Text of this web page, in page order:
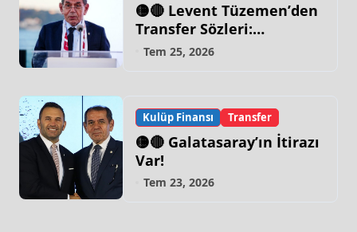
🟡🔴 Levent Tüzemen’den
Transfer Sözleri:
“Galatasaray’ın Zirve
Tem 25, 2026
Kulüp Finansı Transfer
🟡🔴 Galatasaray’ın İtirazı
Var!
Tem 23, 2026